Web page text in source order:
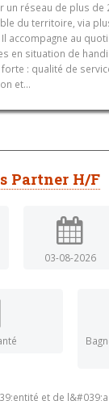
un réseau de plus de
du territoire, via
accompagne au
en situation de
: qualité de
et...
Partner H/F
03-08-2026
et de